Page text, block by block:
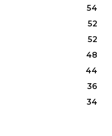
54
52
52
48
44
36
34